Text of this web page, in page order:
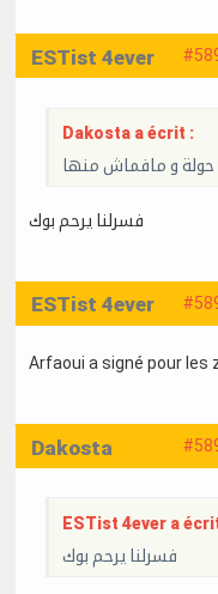
ESTist 4ever
Dakosta a écrit :
حولة و مافماش منها
فسرلنا يرحم بوك
ESTist 4ever
Arfaoui a signé pour les
Dakosta
ESTist 4ever a
فسرلنا يرحم بوك